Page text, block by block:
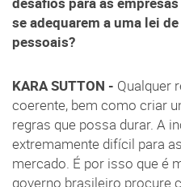
se adequarem a uma lei
pessoais?
KARA SUTTON - Qualquer
coerente, bem como criar
regras que possa durar. A
extremamente difícil para
mercado. É por isso que é
governo brasileiro procure